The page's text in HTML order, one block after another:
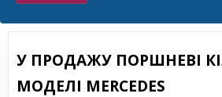
У ПРОДАЖУ ПОРШНЕВІ
МОДЕЛІ MERCEDES